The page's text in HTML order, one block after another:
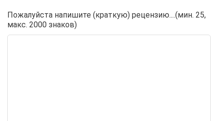
Пожалуйста напишите (краткую) рецензию....(мин. 25,
макс. 2000 знаков)